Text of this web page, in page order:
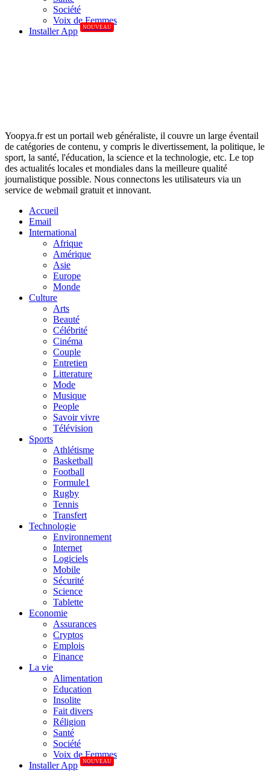
Société
Voix de Femmes
Installer App
NOUVEAU
Yoopya.fr est un portail web généraliste, il couvre un large éventail
de catégories de contenu, y compris le divertissement, la politique, le
sport, la santé, l'éducation, la science et la technologie, etc. Le top
des actualités locales et mondiales dans la meilleure qualité
journalistique possible. Nous connectons les utilisateurs via un
service de webmail gratuit et innovant.
Accueil
Email
International
Afrique
Amérique
Asie
Europe
Monde
Culture
Arts
Beauté
Célébrité
Cinéma
Couple
Entretien
Litterature
Mode
Musique
People
Savoir vivre
Télévision
Sports
Athlétisme
Basketball
Football
Formule1
Rugby
Tennis
Transfert
Technologie
Environnement
Internet
Logiciels
Mobile
Sécurité
Science
Tablette
Economie
Assurances
Cryptos
Emplois
Finance
La vie
Alimentation
Education
Insolite
Fait divers
Réligion
Santé
Société
Voix de Femmes
Installer App
NOUVEAU